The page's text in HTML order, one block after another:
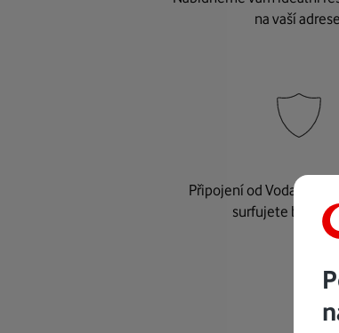
na vaší
Připojení od Vodafonu je
surfujete bez